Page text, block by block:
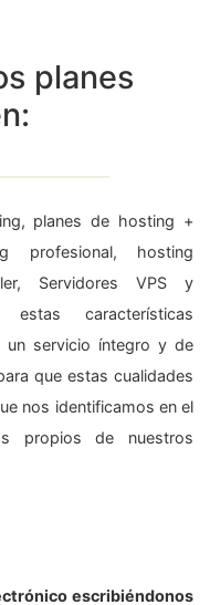
planes
planes de hosting +
profesional, hosting
Servidores VPS y
estas características
un servicio íntegro y de
que estas cualidades
nos identificamos en el
propios de nuestros
escribiéndonos